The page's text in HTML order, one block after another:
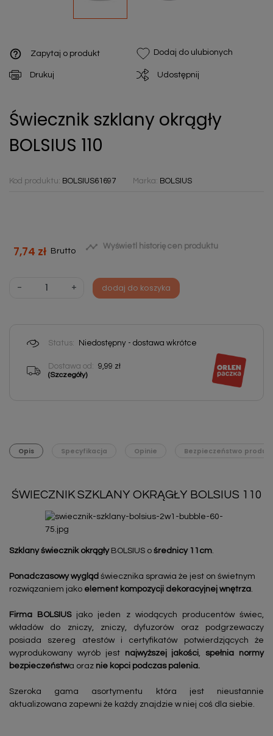
help_outline Zapytaj o produkt Dodaj do ulubionych
Drukuj Udostępnij
Świecznik szklany okrągły
BOLSIUS 110
Kod produktu: BOLSIUS61697 Marka: BOLSIUS
7,74 zł Brutto  Wyświetl historię cen produktu
- + dodaj do koszyka
Status: Niedostępny - dostawa wkrótce
Dostawa od: 9,99 zł
(Szczegóły)
Opis Specyfikacja Opinie Bezpieczeństwo
ŚWIECZNIK SZKLANY OKRĄGŁY BOLSIUS 110
Szklany świecznik okrągłyBOLSIUS o średnicy 11cm.
Ponadczasowy wygląd świecznika sprawia że jest on świetnym
rozwiązaniem jako element kompozycji dekoracyjnej wnętrza.
Firma BOLSIUSjako jeden z wiodących producentów świec,
wkładów do zniczy, zniczy, dyfuzorów oraz podgrzewaczy
posiada szereg atestów i certyfikatów potwierdzjących że
wyprodukowany wyrób jest
najwyższej jakości,spełnia normy
bezpieczeństwa oraz nie kopci podczas palenia.
Szeroka gama asortymentu która jest nieustannie
aktualizowana zapewni że każdy znajdzie w niej coś dla siebie.